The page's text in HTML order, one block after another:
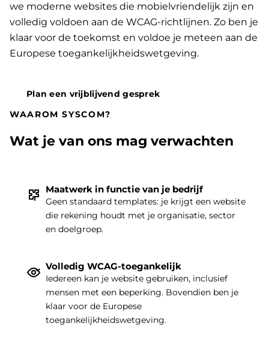
|
we moderne websites die mobielvriendelijk zijn en
volledig voldoen aan de WCAG-richtlijnen. Zo ben je
klaar voor de toekomst en voldoe je meteen aan de
Europese toegankelijkheidswetgeving.
Plan een vrijblijvend gesprek
WAAROM SYSCOM?
Wat je van ons mag verwachten
Maatwerk in functie van je bedrijf
Geen standaard templates: je krijgt een website
die rekening houdt met je organisatie, sector
en doelgroep.
Volledig WCAG-toegankelijk
Iedereen kan je website gebruiken, inclusief
mensen met een beperking. Bovendien ben je
klaar voor de Europese
toegankelijkheidswetgeving.